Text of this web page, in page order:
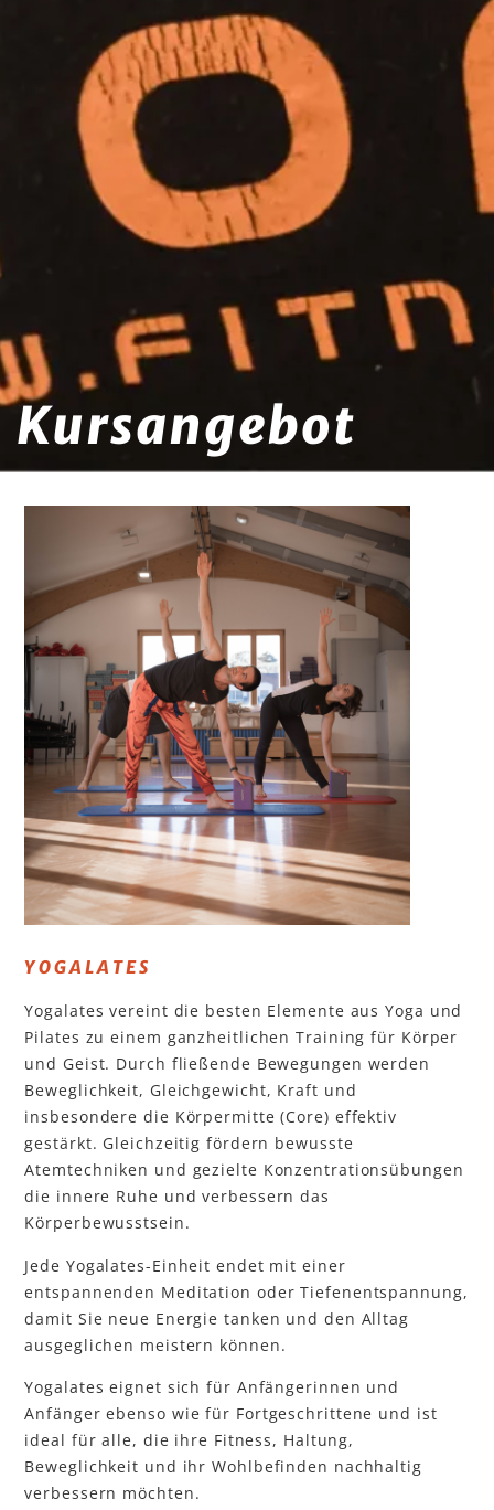
Kursangebot
YOGALATES
Yogalates vereint die besten Elemente aus Yoga und
Pilates zu einem ganzheitlichen Training für Körper
und Geist. Durch fließende Bewegungen werden
Beweglichkeit, Gleichgewicht, Kraft und
insbesondere die Körpermitte (Core) effektiv
gestärkt. Gleichzeitig fördern bewusste
Atemtechniken und gezielte Konzentrationsübungen
die innere Ruhe und verbessern das
Körperbewusstsein.
Jede Yogalates-Einheit endet mit einer
entspannenden Meditation oder Tiefenentspannung,
damit Sie neue Energie tanken und den Alltag
ausgeglichen meistern können.
Yogalates eignet sich für Anfängerinnen und
Anfänger ebenso wie für Fortgeschrittene und ist
ideal für alle, die ihre Fitness, Haltung,
Beweglichkeit und ihr Wohlbefinden nachhaltig
verbessern möchten.